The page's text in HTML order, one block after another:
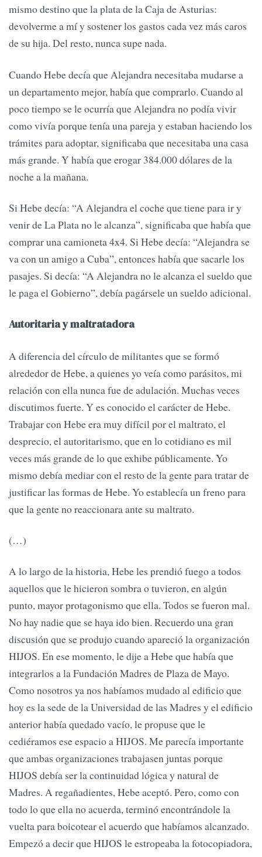
mismo destino que la plata de la Caja de Asturias:
devolverme a mí y sostener los gastos cada vez más caros
de su hija. Del resto, nunca supe nada.
Cuando Hebe decía que Alejandra necesitaba mudarse a
un departamento mejor, había que comprarlo. Cuando al
poco tiempo se le ocurría que Alejandra no podía vivir
como vivía porque tenía una pareja y estaban haciendo los
trámites para adoptar, significaba que necesitaba una casa
más grande. Y había que erogar 384.000 dólares de la
noche a la mañana.
Si Hebe decía: “A Alejandra el coche que tiene para ir y
venir de La Plata no le alcanza”, significaba que había que
comprar una camioneta 4x4. Si Hebe decía: “Alejandra se
va con un amigo a Cuba”, entonces había que sacarle los
pasajes. Si decía: “A Alejandra no le alcanza el sueldo que
le paga el Gobierno”, debía pagársele un sueldo adicional.
Autoritaria y maltratadora
A diferencia del círculo de militantes que se formó
alrededor de Hebe, a quienes yo veía como parásitos, mi
relación con ella nunca fue de adulación. Muchas veces
discutimos fuerte. Y es conocido el carácter de Hebe.
Trabajar con Hebe era muy difícil por el maltrato, el
desprecio, el autoritarismo, que en lo cotidiano es mil
veces más grande de lo que exhibe públicamente. Yo
mismo debía mediar con el resto de la gente para tratar de
justificar las formas de Hebe. Yo establecía un freno para
que la gente no reaccionara ante su maltrato.
(…)
A lo largo de la historia, Hebe les prendió fuego a todos
aquellos que le hicieron sombra o tuvieron, en algún
punto, mayor protagonismo que ella. Todos se fueron mal.
No hay nadie que se haya ido bien. Recuerdo una gran
discusión que se produjo cuando apareció la organización
HIJOS. En ese momento, le dije a Hebe que había que
integrarlos a la Fundación Madres de Plaza de Mayo.
Como nosotros ya nos habíamos mudado al edificio que
hoy es la sede de la Universidad de las Madres y el edificio
anterior había quedado vacío, le propuse que le
cediéramos ese espacio a HIJOS. Me parecía importante
que ambas organizaciones trabajasen juntas porque
HIJOS debía ser la continuidad lógica y natural de
Madres. A regañadientes, Hebe aceptó. Pero, como con
todo lo que ella no acuerda, terminó encontrándole la
vuelta para boicotear el acuerdo que habíamos alcanzado.
Empezó a decir que HIJOS le estropeaba la fotocopiadora,